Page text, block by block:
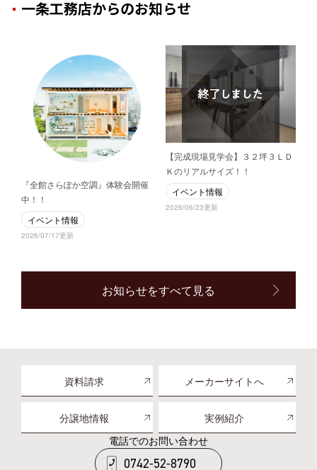
一条工務店からのお知らせ
『全館さらぽか空調』体験会開催
中！！
イベント情報
2026/07/17更新
【完成現場見学会】３２坪３ＬＤ
Ｋのリアルサイズ！！
イベント情報
2026/06/23更新
お知らせをすべて見る
資料請求 メーカーサイトへ
分譲地情報
実例紹介
電話でのお問い合わせ
0742-52-8790